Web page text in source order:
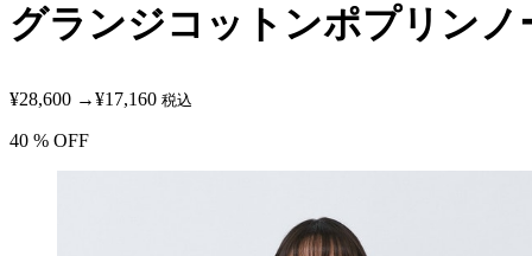
グランジコットンポプリン
¥28,600 →¥17,160 税込
40 % OFF